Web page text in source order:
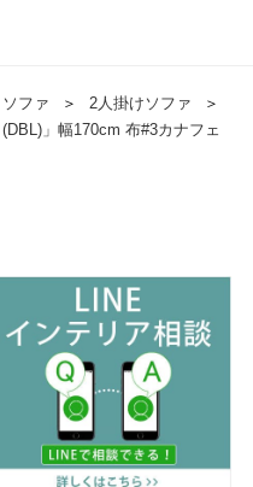
ソファ ＞ 2人掛けソファ
＞
」幅170cm 布#3カナフェ